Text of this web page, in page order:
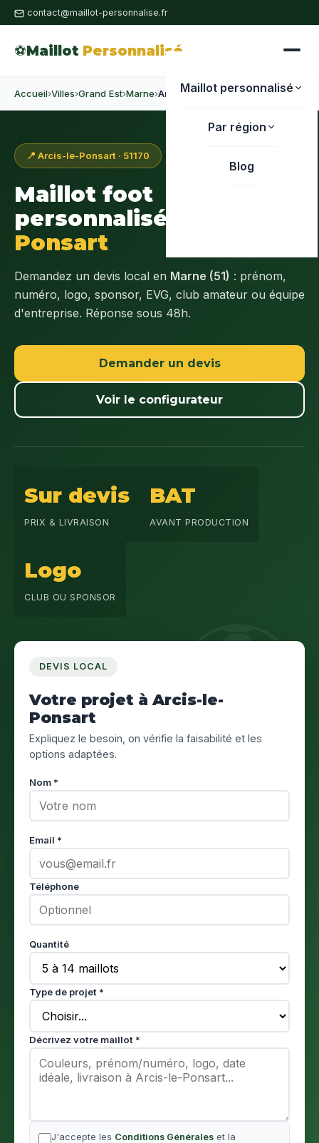
contact@maillot-personnalise.fr
⚽Maillot Personnalisé
Maillot personnalisé
Par région
Blog
Accueil›Villes›Grand Est›Marne›Arcis-le-Ponsart
📍 Arcis-le-Ponsart · 51170
Maillot foot
personnalisé à
Ponsart
Demandez un devis local en Marne (51) : prénom,
numéro, logo, sponsor, EVG, club amateur ou équipe
d'entreprise. Réponse sous 48h.
Demander un devis
Voir le configurateur
Sur devis
PRIX & LIVRAISON
BAT
AVANT PRODUCTION
Logo
CLUB OU SPONSOR
DEVIS LOCAL
Votre projet à Arcis-le-
Ponsart
Expliquez le besoin, on vérifie la faisabilité et les
options adaptées.
Nom *
Email *
Téléphone
Quantité
Type de projet *
Décrivez votre maillot *
J'accepte les Conditions Générales et la